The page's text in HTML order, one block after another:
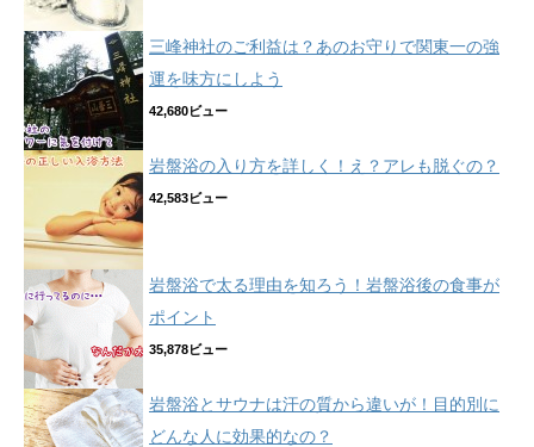
三峰神社のご利益は？あのお守りで関東一の強
運を味方にしよう
42,680ビュー
岩盤浴の入り方を詳しく！え？アレも脱ぐの？
42,583ビュー
岩盤浴で太る理由を知ろう！岩盤浴後の食事が
ポイント
35,878ビュー
岩盤浴とサウナは汗の質から違いが！目的別に
どんな人に効果的なの？